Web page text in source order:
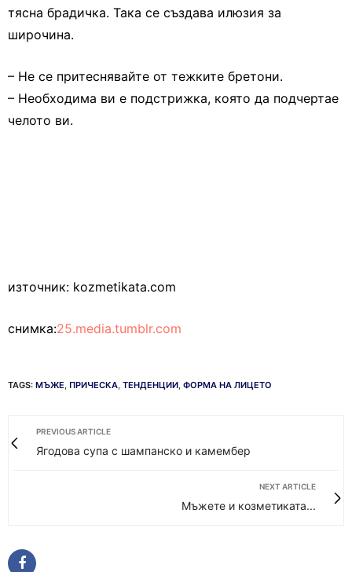
тясна брадичка. Така се създава илюзия за
широчина.
– Не се притеснявайте от тежките бретони.
– Необходима ви е подстрижка, която да подчертае
челото ви.
източник: kozmetikata.com
снимка:25.media.tumblr.com
TAGS: МЪЖЕ, ПРИЧЕСКА, ТЕНДЕНЦИИ, ФОРМА НА ЛИЦЕТО
PREVIOUS ARTICLE
Ягодова супа с шампанско и камембер
NEXT ARTICLE
Мъжете и козметиката...